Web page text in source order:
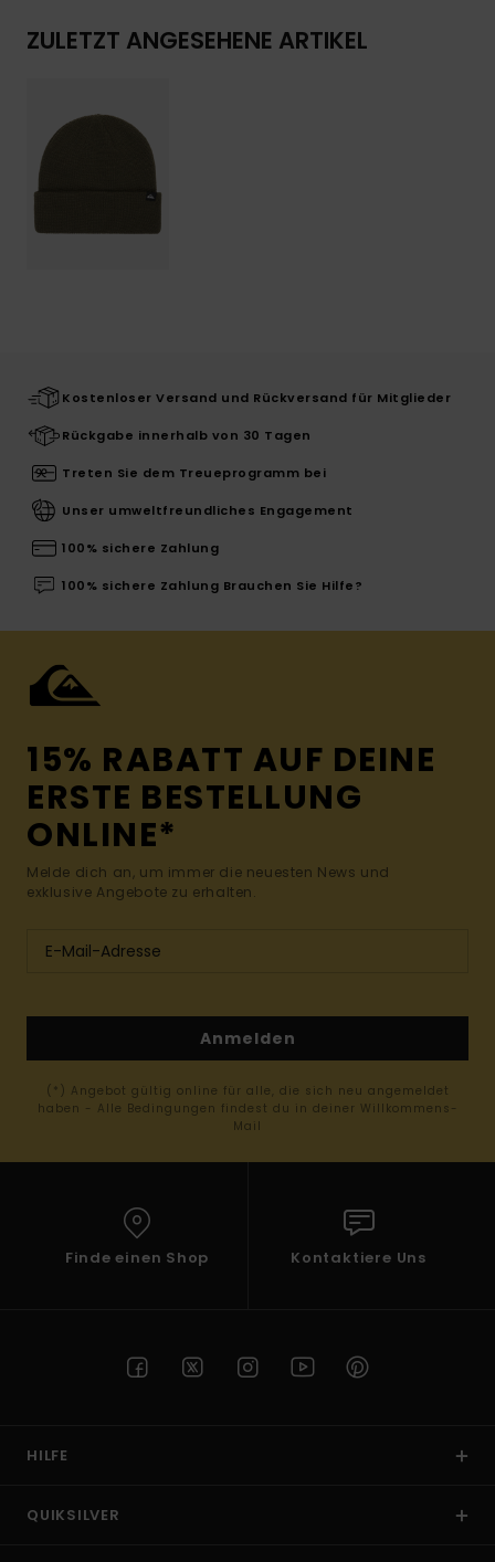
ZULETZT ANGESEHENE ARTIKEL
Kostenloser Versand und Rückversand für Mitglieder
Rückgabe innerhalb von 30 Tagen
Treten Sie dem Treueprogramm bei
Unser umweltfreundliches Engagement
100% sichere Zahlung
100% sichere Zahlung Brauchen Sie Hilfe?
15% RABATT AUF DEINE
ERSTE BESTELLUNG
ONLINE*
Melde dich an, um immer die neuesten News und
exklusive Angebote zu erhalten.
Anmelden
(*) Angebot gültig online für alle, die sich neu angemeldet
haben - Alle Bedingungen findest du in deiner Willkommens-
Mail
Finde einen Shop Kontaktiere Uns
HILFE
QUIKSILVER